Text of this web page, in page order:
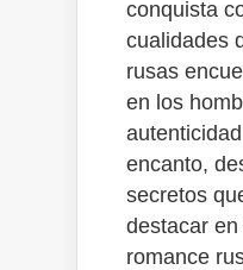
conquista
cualidades
rusas
en los
encanto,
secretos
destacar
romance